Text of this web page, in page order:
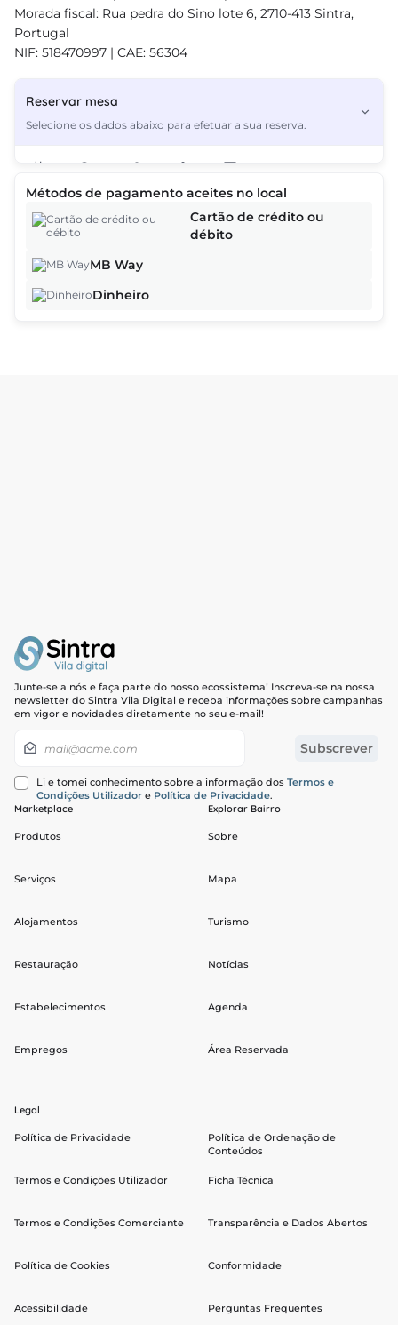
Morada fiscal: Rua pedra do Sino lote 6, 2710-413 Sintra,
Portugal
NIF: 518470997 | CAE: 56304
Reservar mesa
Selecione os dados abaixo para efetuar a sua reserva.
As ofertas baseiam-se na hora, na data e no número de clientes e
podem variar à medida que continua o processo de reserva.
Métodos de pagamento aceites no local
Cartão de crédito ou
débito
MB Way
Dinheiro
Junte-se a nós e faça parte do nosso ecossistema! Inscreva-se na nossa
newsletter do Sintra Vila Digital e receba informações sobre campanhas
em vigor e novidades diretamente no seu e-mail!
Subscrever
Li e tomei conhecimento sobre a informação dos Termos e
Condições Utilizador e Política de Privacidade.
Marketplace
Produtos
Serviços
Alojamentos
Restauração
Estabelecimentos
Empregos
Explorar Bairro
Sobre
Mapa
Turismo
Notícias
Agenda
Área Reservada
Legal
Política de Privacidade
Termos e Condições Utilizador
Termos e Condições Comerciante
Política de Cookies
Acessibilidade
Política de Ordenação de
Conteúdos
Ficha Técnica
Transparência e Dados Abertos
Conformidade
Perguntas Frequentes